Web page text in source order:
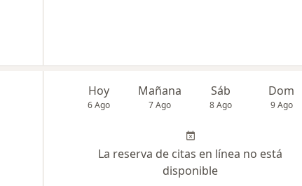
Hoy
6 Ago
Mañana
7 Ago
Sáb
8 Ago
Dom
9 Ago
La reserva de citas en línea no está
disponible